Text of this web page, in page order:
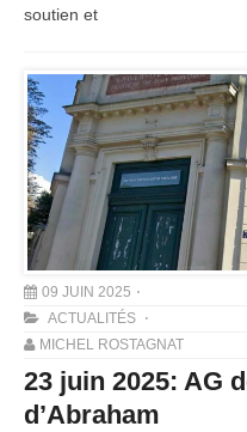
soutien et
09 JUIN 2025
ACTUALITÉS
MICHEL ROSTAGNAT
23 juin 2025: AG
d’Abraham